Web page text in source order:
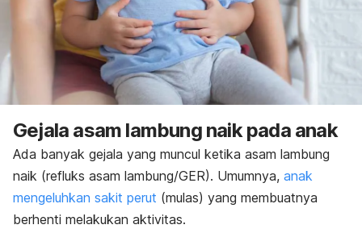
Gejala asam lambung naik pada anak
Ada banyak gejala yang muncul ketika asam lambung
naik (refluks asam lambung/GER). Umumnya, anak
mengeluhkan sakit perut (mulas) yang membuatnya
berhenti melakukan aktivitas.